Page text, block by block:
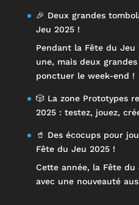
🎉 Deux grandes
Jeu 2025 !
Pendant la Fête du Jeu
une, mais deux
ponctuer le week-end !
🎲 La zone Prototypes
2025 : testez, jouez,
🥤 Des écocups pour
Fête du Jeu 2025 !
Cette année, la Fête
avec une nouveauté